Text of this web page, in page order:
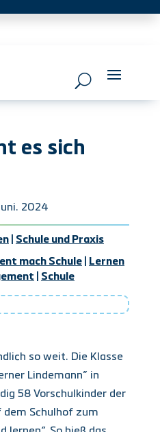
es sich
2024
| Schule und Praxis
mach Schule|
Lernen
Schule
so weit. Die Klasse
Lindemann” in
58 Vorschulkinder der
dem Schulhof zum